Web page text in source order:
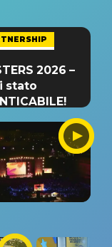
2026 –
stato